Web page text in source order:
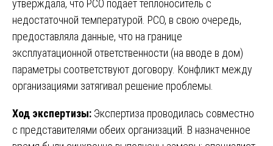
утверждала, что РСО подаёт теплоноситель с
недостаточной температурой. РСО, в свою очередь,
предоставляла данные, что на границе
эксплуатационной ответственности (на вводе в дом)
параметры соответствуют договору. Конфликт между
организациями затягивал решение проблемы.
Ход экспертизы: Экспертиза проводилась совместно
с представителями обеих организаций. В назначенное